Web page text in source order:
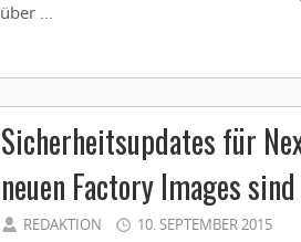
über ...
Sicherheitsupdates für
neuen Factory Images
REDAKTION 10. SEPTEMBER 2015